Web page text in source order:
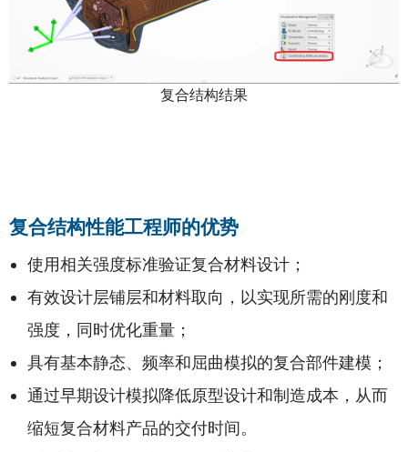
复合结构结果
复合结构性能工程师的优势
使用相关强度标准验证复合材料设计；
有效设计层铺层和材料取向，以实现所需的刚度和
强度，同时优化重量；
具有基本静态、频率和屈曲模拟的复合部件建模；
通过早期设计模拟降低原型设计和制造成本，从而
缩短复合材料产品的交付时间。